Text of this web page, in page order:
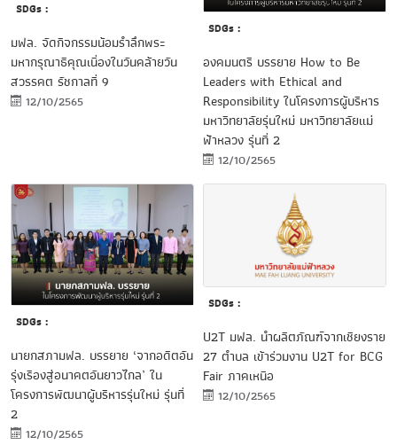
SDGs :
มฟล. จัดกิจกรรมน้อมรำลึกพระ
มหากรุณาธิคุณเนื่องในวันคล้ายวัน
สวรรคต รัชกาลที่ 9
12/10/2565
SDGs :
องคมนตรี บรรยาย How to Be
Leaders with Ethical and
Responsibility ในโครงการผู้บริหาร
มหาวิทยาลัยรุ่นใหม่ มหาวิทยาลัยแม่
ฟ้าหลวง รุ่นที่ 2
12/10/2565
SDGs :
นายกสภามฟล. บรรยาย ‘จากอดีตอัน
รุ่งเรืองสู่อนาคตอันยาวไกล’ ใน
โครงการพัฒนาผู้บริหารรุ่นใหม่ รุ่นที่
2
12/10/2565
SDGs :
U2T มฟล. นำผลิตภัณฑ์จากเชียงราย
27 ตำบล เข้าร่วมงาน U2T for BCG
Fair ภาคเหนือ
12/10/2565